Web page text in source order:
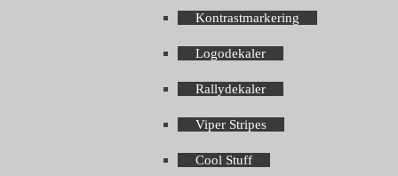
Kontrastmarkering
Logodekaler
Rallydekaler
Viper Stripes
Cool Stuff